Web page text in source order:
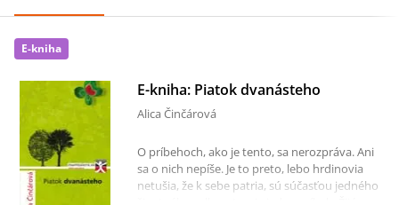
E-kniha
E-kniha: Piatok dvanásteho
Alica Činčárová
O príbehoch, ako je tento, sa nerozpráva. Ani
sa o nich nepíše. Je to preto, lebo hrdinovia
netušia, že k sebe patria, sú súčasťou jedného